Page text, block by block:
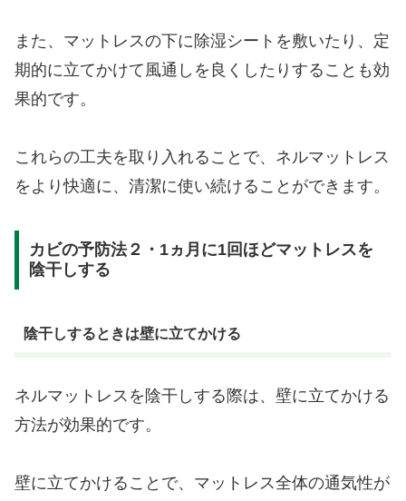
また、マットレスの下に除湿シートを敷いたり、定
期的に立てかけて風通しを良くしたりすることも効
果的です。
これらの工夫を取り入れることで、ネルマットレス
をより快適に、清潔に使い続けることができます。
カビの予防法２・1ヵ月に1回ほどマットレスを
陰干しする
陰干しするときは壁に立てかける
ネルマットレスを陰干しする際は、壁に立てかける
方法が効果的です。
壁に立てかけることで、マットレス全体の通気性が